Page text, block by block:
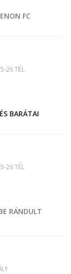
FC
26 TÉL
BARÁTAI
26 TÉL
RÁNDULT